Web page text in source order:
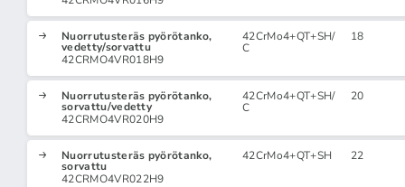
Nuorrutusteräs pyörötanko,
vedetty/sorvattu
42CRMO4VR018H9
42CrMo4+QT+SH/
C
18
Nuorrutusteräs pyörötanko,
sorvattu/vedetty
42CRMO4VR020H9
42CrMo4+QT+SH/
C
20
Nuorrutusteräs pyörötanko,
sorvattu
42CRMO4VR022H9
42CrMo4+QT+SH 22